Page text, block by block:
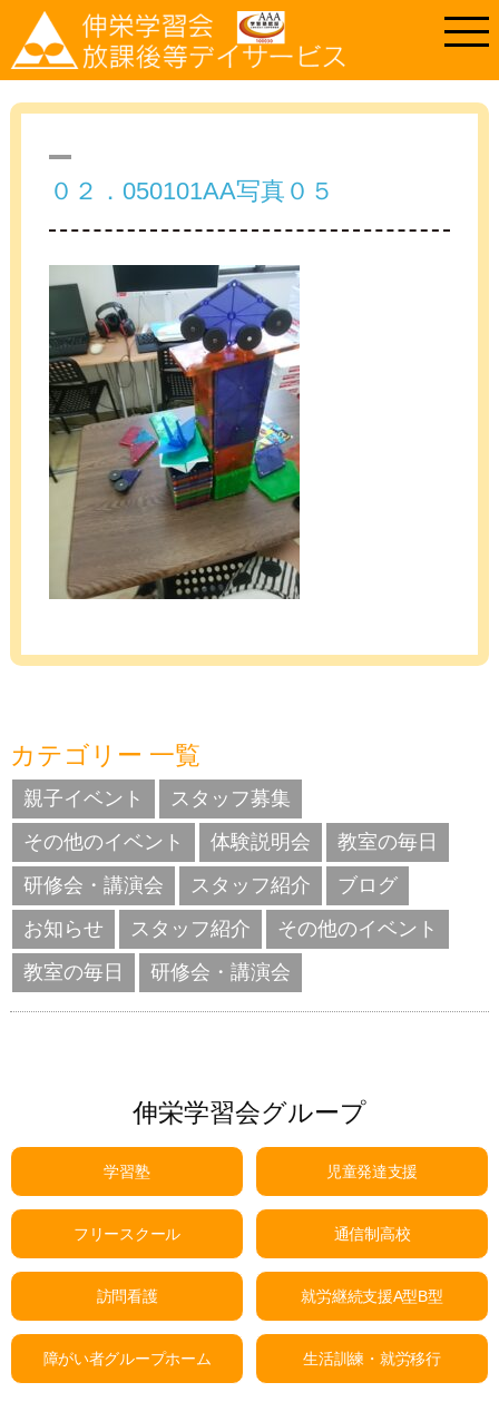
０２．050101AA写真０５
カテゴリー 一覧
親子イベント
スタッフ募集
その他のイベント
体験説明会
教室の毎日
研修会・講演会
スタッフ紹介
ブログ
お知らせ
スタッフ紹介
その他のイベント
教室の毎日
研修会・講演会
伸栄学習会グループ
学習塾 児童発達支援
フリースクール 通信制高校
訪問看護 就労継続支援A型B型
障がい者グループホーム 生活訓練・就労移行